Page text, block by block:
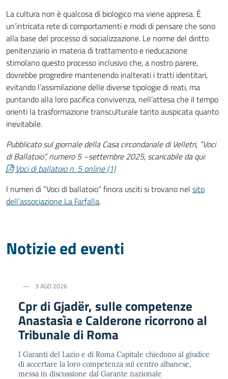
La cultura non è qualcosa di biologico ma viene appresa. È
un’intricata rete di comportamenti e modi di pensare che sono
alla base del processo di socializzazione. Le norme del diritto
penitenziario in materia di trattamento e rieducazione
stimolano questo processo inclusivo che, a nostro parere,
dovrebbe progredire mantenendo inalterati i tratti identitari,
evitando l’assimilazione delle diverse tipologie di reati, ma
puntando alla loro pacifica convivenza, nell’attesa che il tempo
orienti la trasformazione transculturale tanto auspicata quanto
inevitabile.
Pubblicato sul giornale della Casa circondariale di Velletri, “Voci
di Ballatoio”, numero 5 –settembre 2025, scaricabile da qui:
Voci di ballatoio n. 5 online (1)
I numeri di “Voci di ballatoio” finora usciti si trovano nel sito
dell’associazione La Farfalla.
Notizie ed eventi
3 AGO 2026
Cpr di Gjadër, sulle competenze
Anastasìa e Calderone ricorrono al
Tribunale di Roma
I Garanti del Lazio e di Roma Capitale chiedono al giudice
di accertare la loro competenza sul centro albanese,
messa in discussione dal Garante nazionale